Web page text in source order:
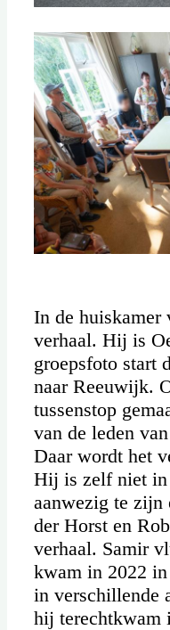
In de
verhaal. Hij is
groepsfoto start
naar Reeuwijk.
tussenstop
van de leden
Daar wordt het
Hij is zelf niet in
aanwezig te zijn
der Horst en
verhaal. Samir
kwam in 2022
in verschillende
hij terechtkwam